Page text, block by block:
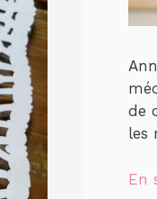
de
les
En